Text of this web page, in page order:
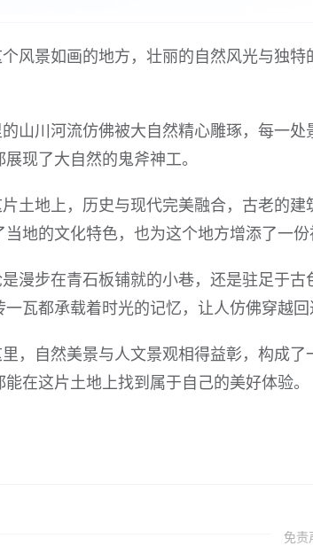
风景如画的地方，壮丽的自然风光与独
山川河流仿佛被大自然精心雕琢，每一
现了大自然的鬼斧神工。
土地上，历史与现代完美融合，古老的
地的文化特色，也为这个地方增添了一份
漫步在青石板铺就的小巷，还是驻足于
一瓦都承载着时光的记忆，让人仿佛穿越回
，自然美景与人文景观相得益彰，构成
在这片土地上找到属于自己的美好体验。
免责